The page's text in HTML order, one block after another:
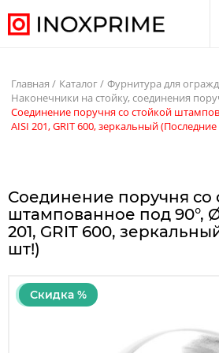
Главная Каталог
Фурнитура для
Наконечники на стойку, соединения
Соединение поручня со стойкой
AISI 201, GRIT 600, зеркальный
Соединение поручня со
штампованное под 90°,
201, GRIT 600,
шт!)
Скидка %